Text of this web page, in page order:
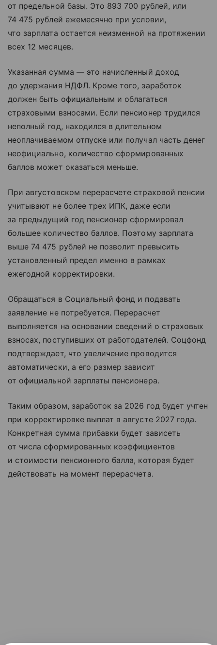
от предельной базы. Это 893 700 рублей, или
74 475 рублей ежемесячно при условии,
что зарплата остается неизменной на протяжении
всех 12 месяцев.
Указанная сумма — это начисленный доход
до удержания НДФЛ. Кроме того, заработок
должен быть официальным и облагаться
страховыми взносами. Если пенсионер трудился
неполный год, находился в длительном
неоплачиваемом отпуске или получал часть денег
неофициально, количество сформированных
баллов может оказаться меньше.
При августовском перерасчете страховой пенсии
учитывают не более трех ИПК, даже если
за предыдущий год пенсионер сформировал
большее количество баллов. Поэтому зарплата
выше 74 475 рублей не позволит превысить
установленный предел именно в рамках
ежегодной корректировки.
Обращаться в Социальный фонд и подавать
заявление не потребуется. Перерасчет
выполняется на основании сведений о страховых
взносах, поступивших от работодателей. Соцфонд
подтверждает, что увеличение проводится
автоматически, а его размер зависит
от официальной зарплаты пенсионера.
Таким образом, заработок за 2026 год будет учтен
при корректировке выплат в августе 2027 года.
Конкретная сумма прибавки будет зависеть
от числа сформированных коэффициентов
и стоимости пенсионного балла, которая будет
действовать на момент перерасчета.